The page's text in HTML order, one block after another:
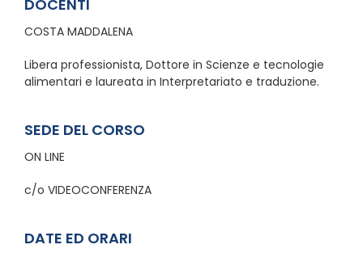
DOCENTI
COSTA MADDALENA
Libera professionista, Dottore in Scienze e tecnologie
alimentari e laureata in Interpretariato e traduzione.
SEDE DEL CORSO
ON LINE
c/o VIDEOCONFERENZA
DATE ED ORARI